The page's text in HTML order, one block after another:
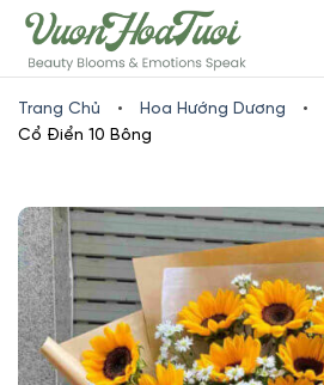
www.vuonhoatuoi.vnSkip
to
content
Trang Chủ • Hoa Hướng Dương •
Cổ Điển 10 Bông